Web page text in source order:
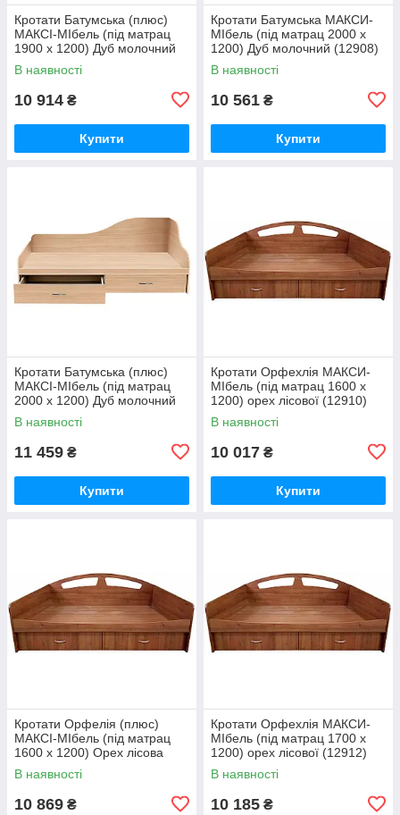
Кротати Батумська (плюс)
МАКСІ-МІбель (під матрац
1900 х 1200) Дуб молочний
(12907)
В наявності
10 914 ₴
Купити
Кротати Батумська MАКСИ-
МІбель (під матрац 2000 x
1200) Дуб молочний (12908)
В наявності
10 561 ₴
Купити
Кротати Батумська (плюс)
МАКСІ-МІбель (під матрац
2000 x 1200) Дуб молочний
(12909)
В наявності
11 459 ₴
Купити
Кротати Орфехлія MАКСИ-
МІбель (під матрац 1600 x
1200) орех лісової (12910)
В наявності
10 017 ₴
Купити
Кротати Орфелія (плюс)
МАКСІ-МІбель (під матрац
1600 х 1200) Орех лісова
(12911)
В наявності
10 869 ₴
Кротати Орфехлія MАКСИ-
МІбель (під матрац 1700 x
1200) орех лісової (12912)
В наявності
10 185 ₴